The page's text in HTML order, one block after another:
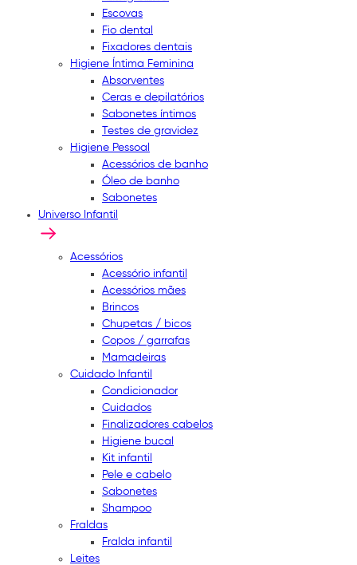
Escovas
Fio dental
Fixadores dentais
Higiene Íntima Feminina
Absorventes
Ceras e depilatórios
Sabonetes íntimos
Testes de gravidez
Higiene Pessoal
Acessórios de banho
Óleo de banho
Sabonetes
Universo Infantil
Acessórios
Acessório infantil
Acessórios mães
Brincos
Chupetas / bicos
Copos / garrafas
Mamadeiras
Cuidado Infantil
Condicionador
Cuidados
Finalizadores cabelos
Higiene bucal
Kit infantil
Pele e cabelo
Sabonetes
Shampoo
Fraldas
Fralda infantil
Leites